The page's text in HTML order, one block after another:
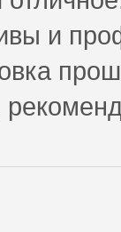
и